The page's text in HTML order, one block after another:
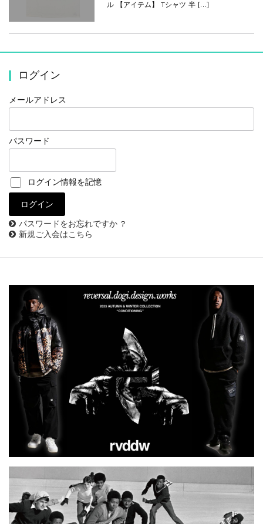
ル 【アイテム】 Tシャツ 半 […]
ログイン
メールアドレス
パスワード
ログイン情報を記憶
パスワードをお忘れですか ?
新規ご入会はこちら